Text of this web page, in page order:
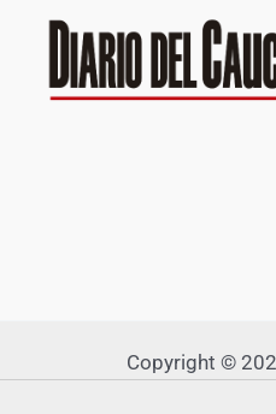
Copyright ©